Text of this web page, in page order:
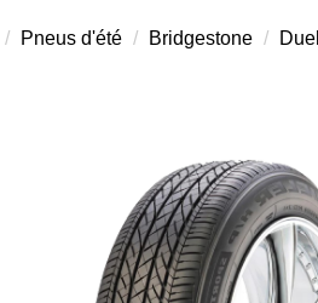
Pneus d'été Bridgestone